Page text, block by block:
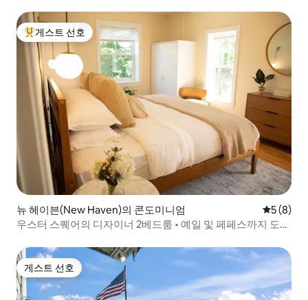
상위 게스트 선호
게스트 선호
뉴 헤이븐(New Haven)의 콘도미니엄 평점 5점
5 (8)
우스터 스퀘어의 디자이너 2베드룸 • 예일 및 페페스까지 도보
게스트 선호
게스트 선호